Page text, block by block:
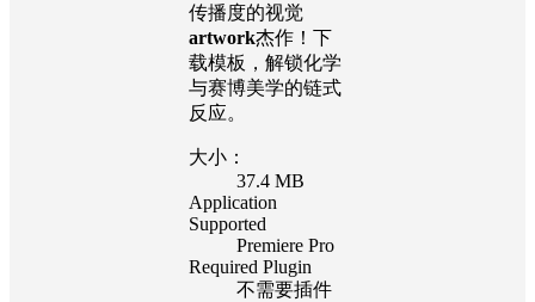
传播度的视觉
artwork杰作！下
载模板，解锁化学
与赛博美学的链式
反应。
大小：
37.4 MB
Application
Supported
Premiere Pro
Required Plugin
不需要插件